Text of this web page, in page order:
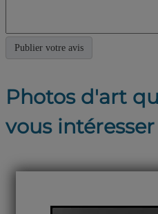
Photos d'art
vous intéresser